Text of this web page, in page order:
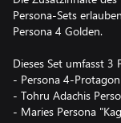
Persona-Sets
Persona 4 Golden.
Dieses Set umfasst 3
- Persona 4-
- Tohru Adachis
- Maries Persona